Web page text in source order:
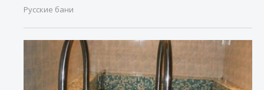
Русские бани